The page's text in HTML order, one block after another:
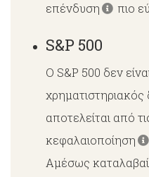
επένδυση
πιο
S&P 500
Ο S&P 500 δεν
αποτελείται από
κεφαλαιοποίηση
Αμέσως